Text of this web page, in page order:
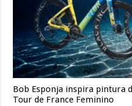
Bob Esponja inspira pintura
Tour de France Feminino